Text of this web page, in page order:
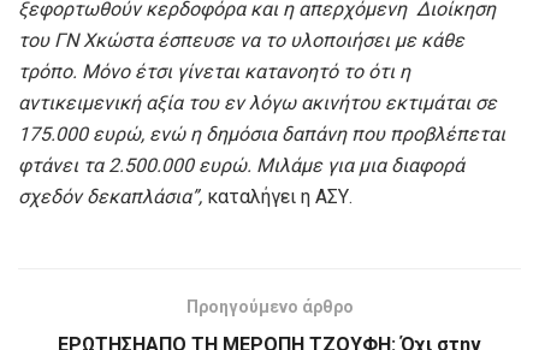
ξεφορτωθούν κερδοφόρα και η απερχόμενη Διοίκηση
του ΓΝ Χκώστα έσπευσε να το υλοποιήσει με κάθε
τρόπο. Μόνο έτσι γίνεται κατανοητό το ότι η
αντικειμενική αξία του εν λόγω ακινήτου εκτιμάται σε
175.000 ευρώ, ενώ η δημόσια δαπάνη που προβλέπεται
φτάνει τα 2.500.000 ευρώ. Μιλάμε για μια διαφορά
σχεδόν δεκαπλάσια”, καταλήγει η ΑΣΥ.
Προηγούμενο άρθρο
ΕΡΩΤΗΣΗΑΠΟ ΤΗ ΜΕΡΟΠΗ ΤΖΟΥΦΗ: Όχι στην